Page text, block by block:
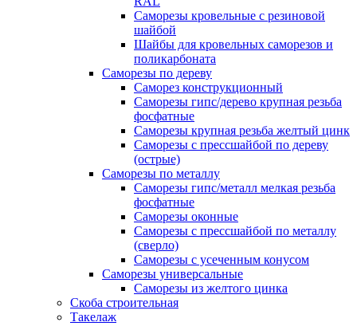
Саморезы кровельные с резиновой
шайбой
Шайбы для кровельных саморезов и
поликарбоната
Саморезы по дереву
Саморез конструкционный
Саморезы гипс/дерево крупная резьба
фосфатные
Саморезы крупная резьба желтый цинк
Саморезы с прессшайбой по дереву
(острые)
Саморезы по металлу
Саморезы гипс/металл мелкая резьба
фосфатные
Саморезы оконные
Саморезы с прессшайбой по металлу
(сверло)
Саморезы с усеченным конусом
Саморезы универсальные
Саморезы из желтого цинка
Скоба строительная
Такелаж